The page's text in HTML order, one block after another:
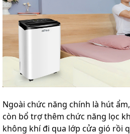
Ngoài chức năng chính là hút
còn bổ trợ thêm chức năng lọc
không khí đi qua lớp cửa gió rồi